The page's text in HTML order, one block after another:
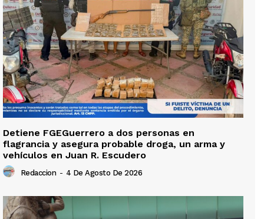
Detiene FGEGuerrero a dos personas en
flagrancia y asegura probable droga, un arma y
vehículos en Juan R. Escudero
Redaccion - 4 De Agosto De 2026